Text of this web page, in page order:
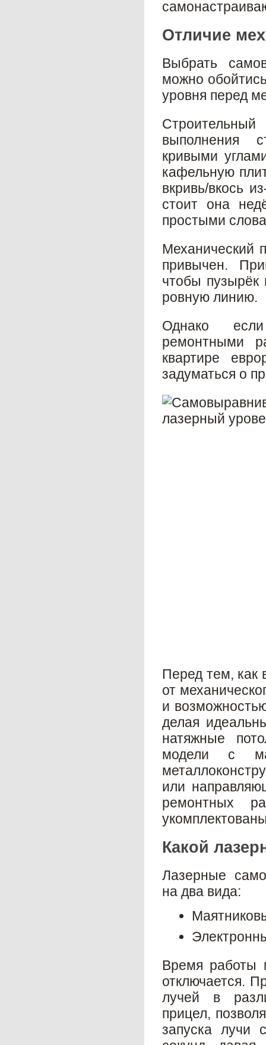
Отличие
Выбрать
можно
уровня перед
выполнения
кривыми
кафельную
вкривь/вкось
стоит она
простыми
Механический
привычен.
чтобы пузырёк
ровную линию.
Однако
ремонтными
квартире
задуматься о
Перед тем, как
от
и
делая
натяжные
модели с
или
ремонтных
Какой
Лазерные
на два вида:
Время работы
отключается.
лучей в
прицел,
запуска лучи